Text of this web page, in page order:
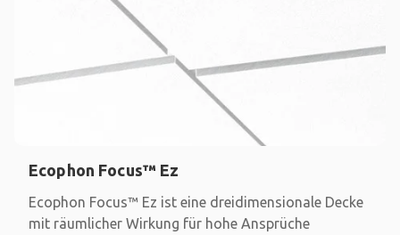
Ecophon Focus™ Ez
Ecophon Focus™ Ez ist eine dreidimensionale Decke
mit räumlicher Wirkung für hohe Ansprüche